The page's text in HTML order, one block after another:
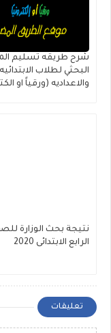
شرح طريقه تسليم
البحثي لطلاب الابتدائيه
والاعداديه (ورقياً او
نتيجة بحث الوزارة
الرابع الابتدائى 2020
تعليقات